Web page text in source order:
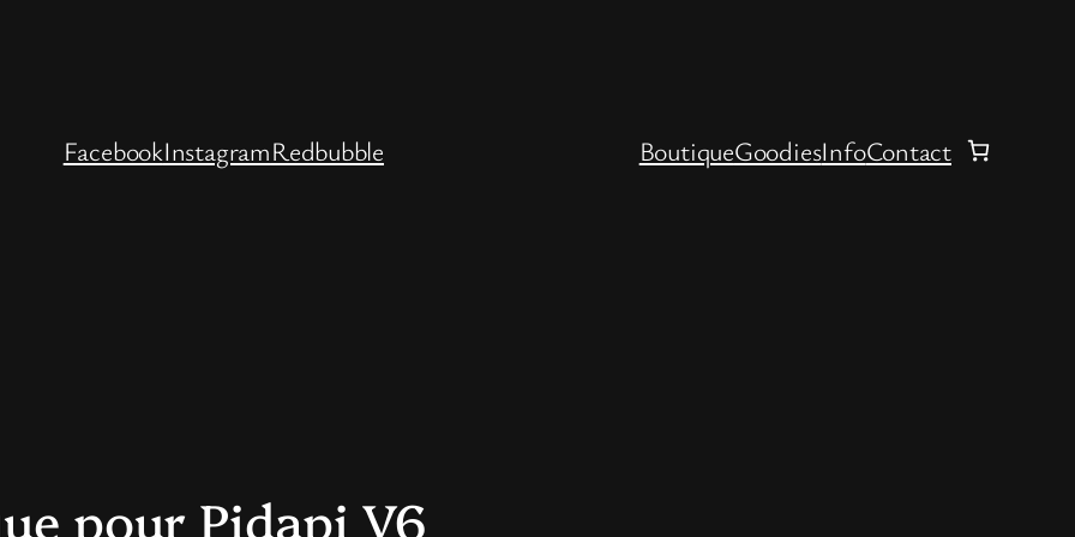
FacebookInstagramRedbubble BoutiqueGoodiesInfoContact
pour Pidapi V6